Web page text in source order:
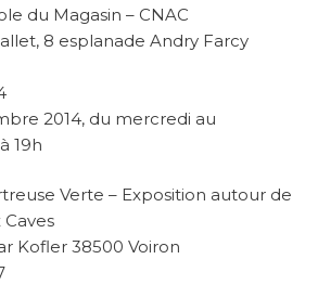
du Magasin – CNAC
8 esplanade Andry Farcy
2014, du mercredi au
19h
Verte – Exposition autour de
Kofler 38500 Voiron